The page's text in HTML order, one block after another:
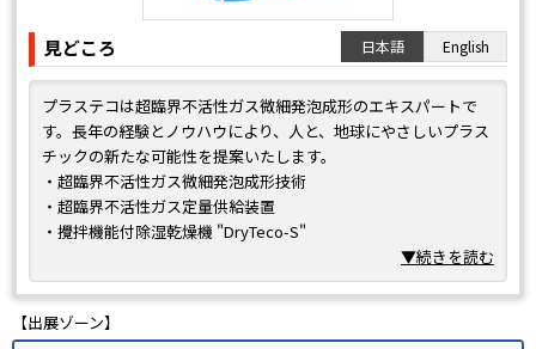
見どころ 日本語 English
プラステコは超臨界不活性ガス微細発泡成形のエキスパートで
す。長年の経験とノウハウにより、人と、地球にやさしいプラス
チックの新たな可能性を提案いたします。
・超臨界不活性ガス微細発泡成形技術
・超臨界不活性ガス定量供給装置
・攪拌機能付除湿乾燥機 "DryTeco-S"
▼続きを読む
【出展ゾーン】